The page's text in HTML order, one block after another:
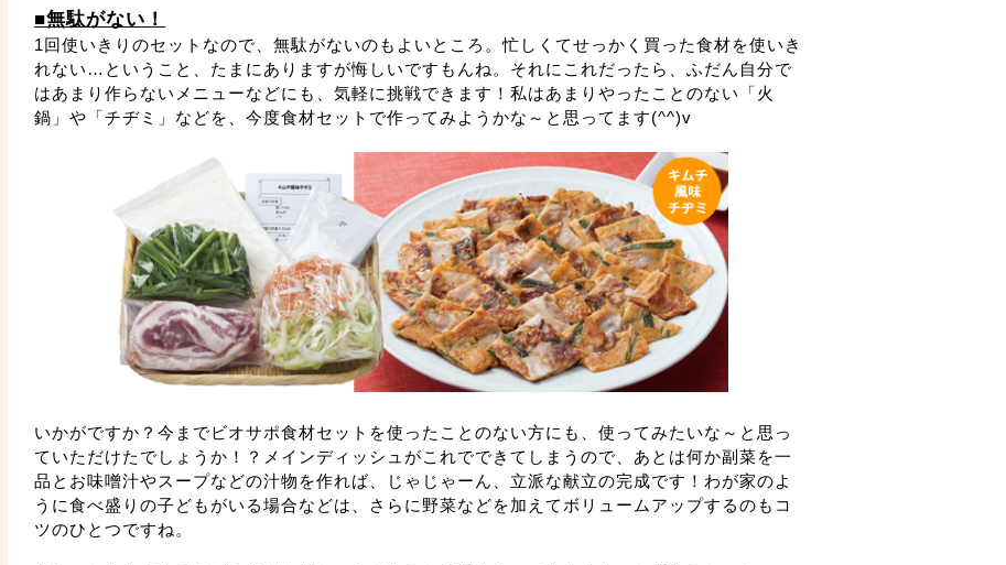
■無駄がない！
1回使いきりのセットなので、無駄がないのもよいところ。忙しくてせっかく買った食材を使いき
れない…ということ、たまにありますが悔しいですもんね。それにこれだったら、ふだん自分で
はあまり作らないメニューなどにも、気軽に挑戦できます！私はあまりやったことのない「火
鍋」や「チヂミ」などを、今度食材セットで作ってみようかな～と思ってます(^^)v
いかがですか？今までビオサポ食材セットを使ったことのない方にも、使ってみたいな～と思っ
ていただけたでしょうか！？メインディッシュがこれでできてしまうので、あとは何か副菜を一
品とお味噌汁やスープなどの汁物を作れば、じゃじゃーん、立派な献立の完成です！わが家のよ
うに食べ盛りの子どもがいる場合などは、さらに野菜などを加えてボリュームアップするのもコ
ツのひとつですね。